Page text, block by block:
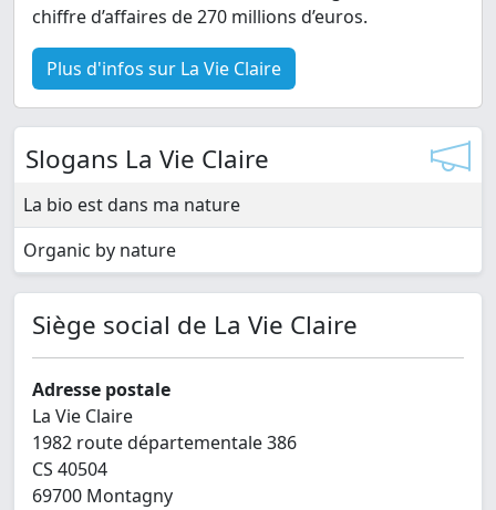
chiffre d’affaires de 270 millions d’euros.
Plus d'infos sur La Vie Claire
Slogans La Vie Claire
La bio est dans ma nature
Organic by nature
Siège social de La Vie Claire
Adresse postale
La Vie Claire
1982 route départementale 386
CS 40504
69700 Montagny